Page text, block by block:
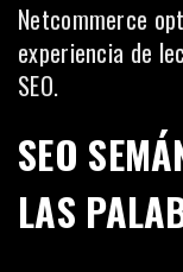
Netcommerce
experiencia de
SEO.
SEO
LAS